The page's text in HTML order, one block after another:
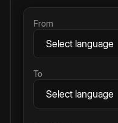
From
To